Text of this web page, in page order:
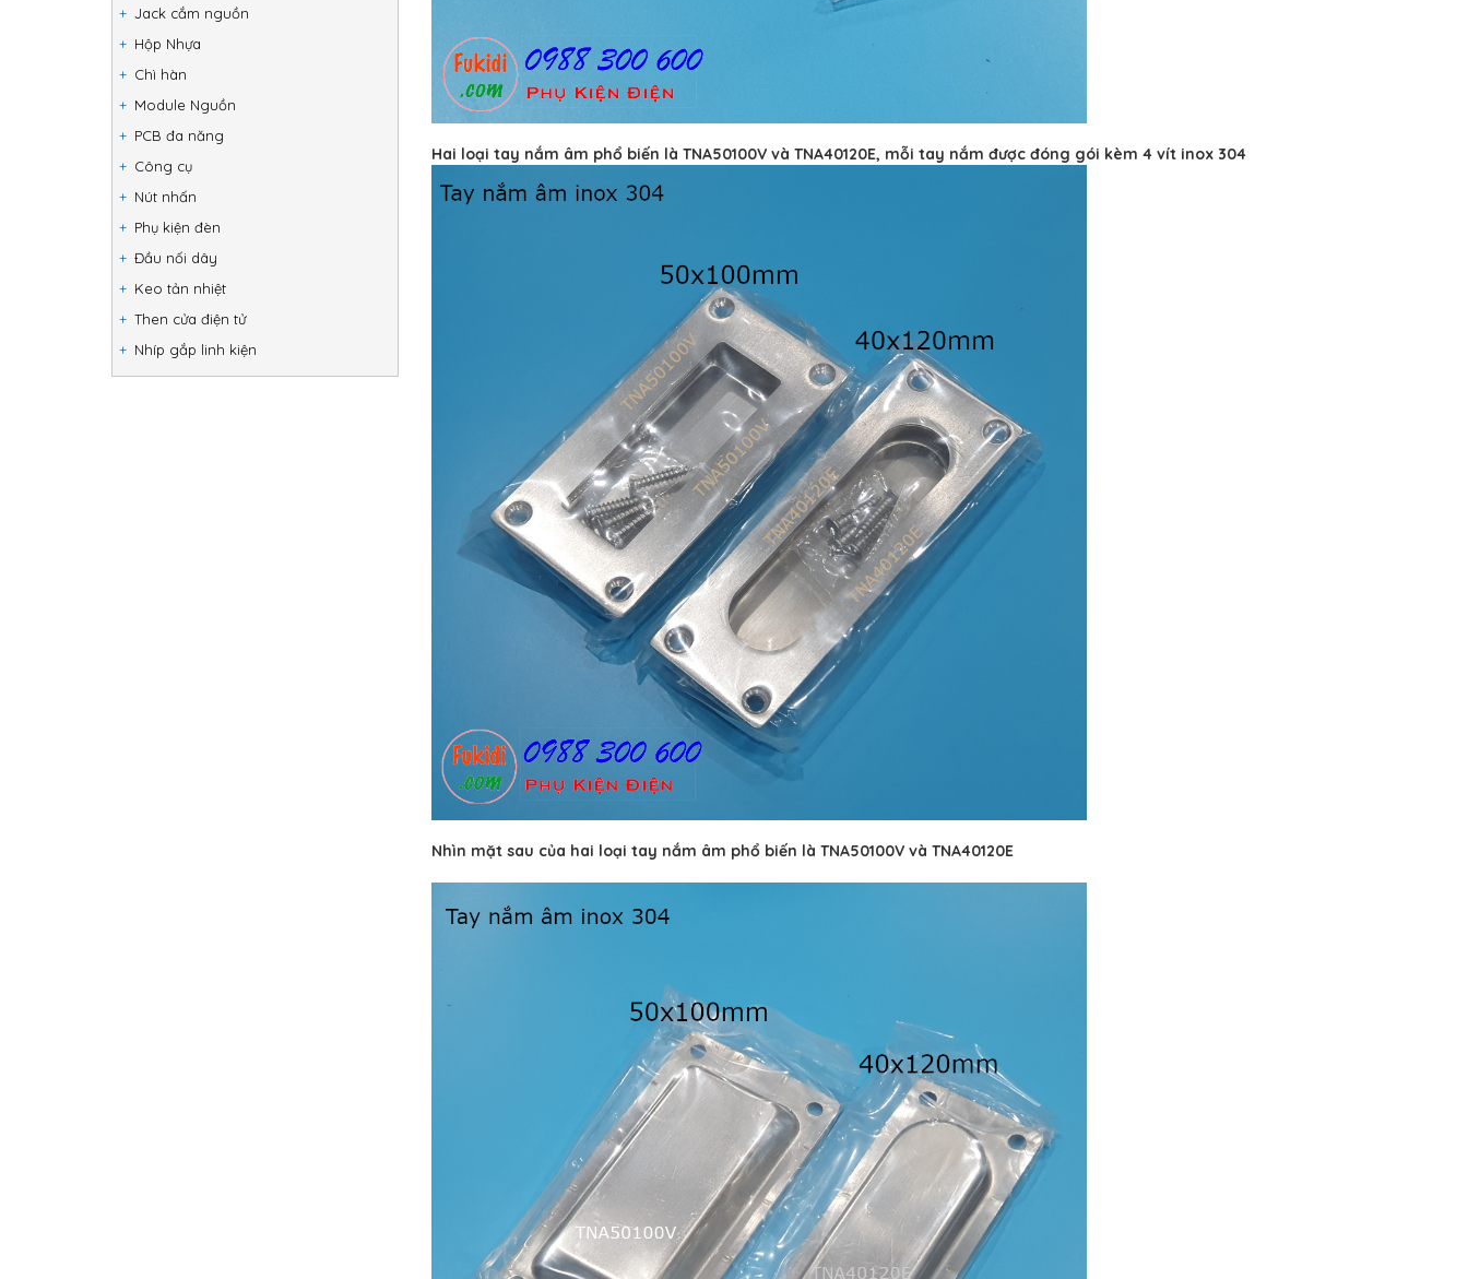
Jack cắm nguồn
Hộp Nhựa
Chì hàn
Module Nguồn
PCB đa năng
Công cụ
Nút nhấn
Phụ kiện đèn
Đầu nối dây
Keo tản nhiệt
Then cửa điện tử
Nhíp gắp linh kiện
Hai loại tay nắm âm phổ biến là TNA50100V và TNA40120E, mỗi tay nắm được đóng gói kèm 4 vít inox 304
Nhìn mặt sau của hai loại tay nắm âm phổ biến là TNA50100V và TNA40120E